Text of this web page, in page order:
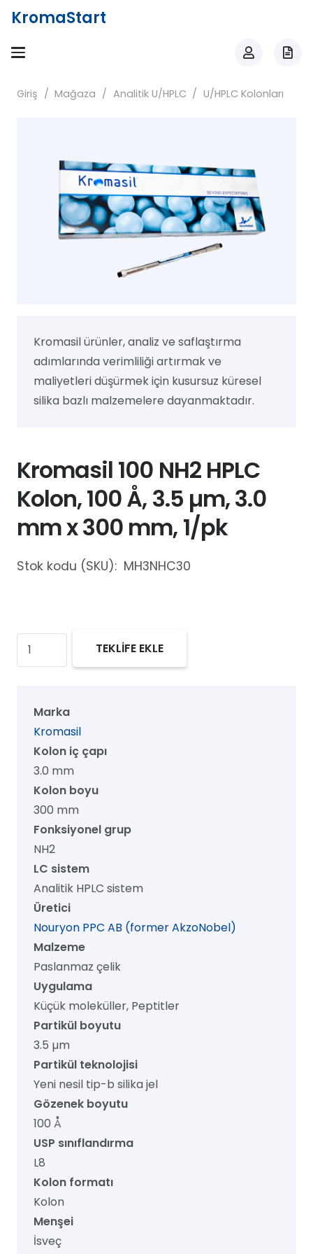
KromaStart
Giriş / Mağaza / Analitik U/HPLC / U/HPLC Kolonları
Kromasil ürünler, analiz ve saflaştırma
adımlarında verimliliği artırmak ve
maliyetleri düşürmek için kusursuz küresel
silika bazlı malzemelere dayanmaktadır.
Kromasil 100 NH2 HPLC
Kolon, 100 Å, 3.5 µm, 3.0
mm x 300 mm, 1/pk
Stok kodu (SKU): MH3NHC30
Kromasil
100
Kolon,
µm,
mm
300
mm,
1/pk
adet
TEKLİFE EKLE
Marka
Kromasil
Kolon iç çapı
3.0 mm
Kolon boyu
300 mm
Fonksiyonel grup
NH2
LC sistem
Analitik HPLC sistem
Üretici
Nouryon PPC AB (former AkzoNobel)
Malzeme
Paslanmaz çelik
Uygulama
Küçük moleküller, Peptitler
Partikül boyutu
3.5 µm
Partikül teknolojisi
Yeni nesil tip-b silika jel
Gözenek boyutu
100 Å
USP sınıflandırma
L8
Kolon formatı
Kolon
Menşei
İsveç